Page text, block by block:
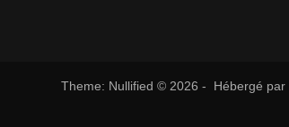
Theme: Nullified © 2026 - Hébergé par